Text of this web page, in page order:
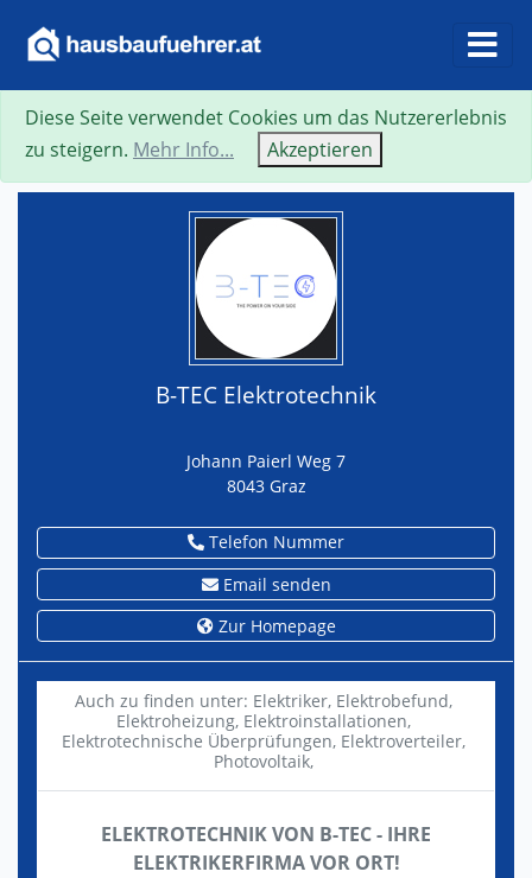
Suche Neue Suche Zurück
B-TEC Elektrotechnik
Johann Paierl Weg 7
8043 Graz
Telefon Nummer
Email senden
Zur Homepage
Auch zu finden unter: Elektriker, Elektrobefund,
Elektroheizung, Elektroinstallationen,
Elektrotechnische Überprüfungen, Elektroverteiler,
Photovoltaik,
ELEKTROTECHNIK VON B-TEC - IHRE
ELEKTRIKERFIRMA VOR ORT!
Diese Seite verwendet Cookies um das Nutzererlebnis
zu steigern. Mehr Info... Akzeptieren